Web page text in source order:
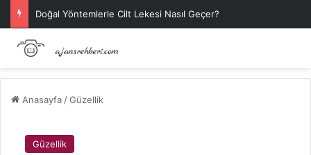
Doğal Yöntemlerle Cilt Lekesi Nasıl Geçer?
Anasayfa /Güzellik
Güzellik